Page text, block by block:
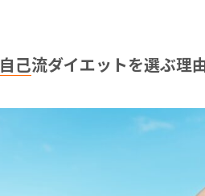
自己流ダイエットを選ぶ理